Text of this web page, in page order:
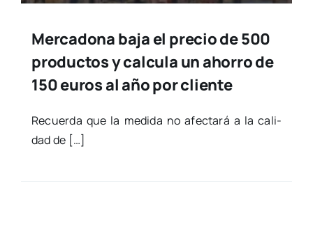
Mercadona baja el precio de 500
productos y calcula un ahorro de
150 euros al año por cliente
Recuer­da que la medi­da no afec­ta­rá a la cali­
dad de […]